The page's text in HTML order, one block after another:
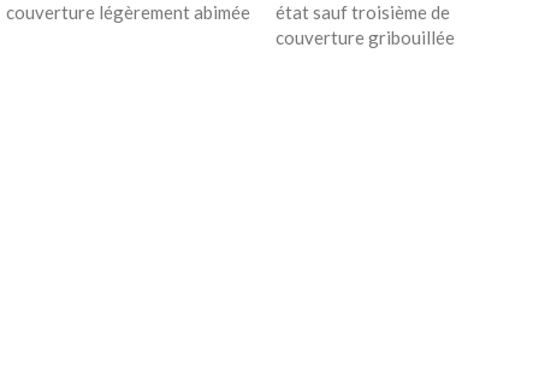
couverture légèrement abimée
état sauf troisième de
couverture gribouillée